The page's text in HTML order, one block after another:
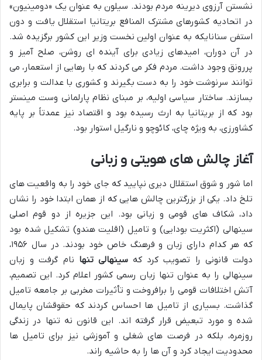
نشستن آرزوی دیرینه مردم بودند. سیلون به عنوان یک «دومینیون»
در اتحادیه کشورهای مشترک المنافع بریتانیا استقلال یافت و دون
استفن سنانایکه به عنوان اولین نخست وزیر این کشور برگزیده شد.
در آن دوران، امیدهای زیادی برای آینده ای روشن، صلح آمیز و
پررونق وجود داشت. مردم فکر می کردند که با رهایی از استعمار، می
توانند سرنوشت خود را به دست بگیرند و کشوری با عدالت و برابری
بسازند. ساختار سیاسی اولیه، بر مبنای نظام پارلمانی وست مینستر
بود که از بریتانیا به ارث رسیده بود و اقتصاد نیز عمدتاً بر پایه
کشاورزی، به ویژه چای، کائوچو و نارگیل استوار بود.
آغاز چالش های هویتی و زبانی
اما شور و شوق استقلال دیری نپایید که جای خود را به واقعیت های
تلخ داد. یکی از بزرگترین چالش هایی که از همان ابتدا خود را نشان
داد، شکاف های قومی و زبانی بود. این جزیره از دو قوم اصلی
سینهالی (اکثریت بودایی) و تامیل (اقلیت هندو) تشکیل شده بود
که هر کدام دارای زبان و فرهنگ خاص خود بودند. در سال ۱۹۵۶،
دولت قانونی را تصویب کرد کهسینهالی تنها نام گرفت و زبان
سینهالی را به عنوان تنها زبان رسمی کشور اعلام کرد. این تصمیم،
آتش اختلافات قومی را برافروخت و تأثیرات مخربی بر جامعه تامیل
گذاشت. بسیاری از تامیل ها احساس کردند که حقوقشان پایمال
شده و مورد تبعیض قرار گرفته اند. این قانون نه تنها در زندگی
روزمره، بلکه در فرصت های شغلی و آموزشی نیز برای تامیل ها
محدودیت ایجاد کرد و آن ها را به حاشیه راند.